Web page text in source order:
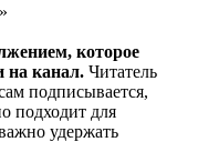
которое
на канал. Читатель
подписывается,
подходит для
удержать